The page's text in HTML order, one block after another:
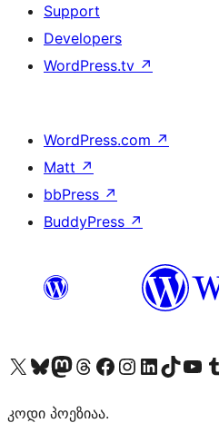
Support
Developers
WordPress.tv ↗
WordPress.com ↗
Matt ↗
bbPress ↗
BuddyPress ↗
Visit our X (formerly Twitter) account
Visit our Bluesky account
Visit our Mastodon account
Visit our Threads account
Visit our Facebook page
Visit our Instagram account
Visit our LinkedIn account
Visit our TikTok
Visit our
კოდი პოეზიაა.